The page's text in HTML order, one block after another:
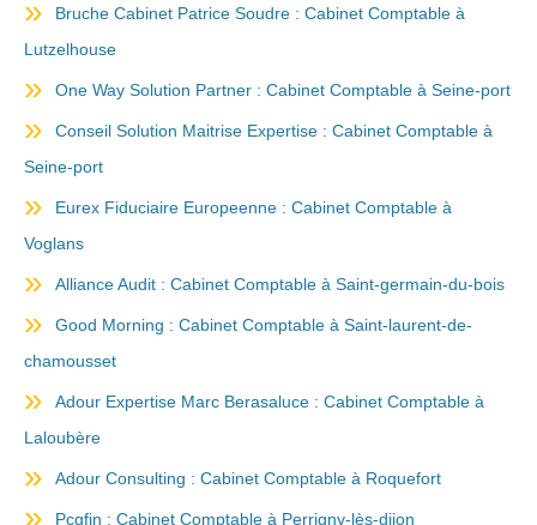
Bruche Cabinet Patrice Soudre : Cabinet Comptable à
Lutzelhouse
One Way Solution Partner : Cabinet Comptable à Seine-port
Conseil Solution Maitrise Expertise : Cabinet Comptable à
Seine-port
Eurex Fiduciaire Europeenne : Cabinet Comptable à
Voglans
Alliance Audit : Cabinet Comptable à Saint-germain-du-bois
Good Morning : Cabinet Comptable à Saint-laurent-de-
chamousset
Adour Expertise Marc Berasaluce : Cabinet Comptable à
Laloubère
Adour Consulting : Cabinet Comptable à Roquefort
Pcgfin : Cabinet Comptable à Perrigny-lès-dijon